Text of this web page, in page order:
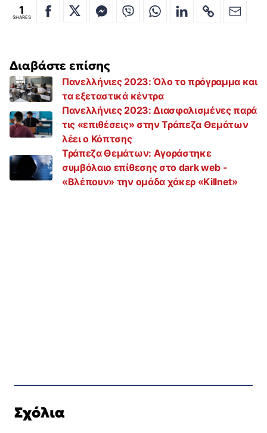
1
SHARES
Διαβάστε επίσης
Πανελλήνιες 2023: Όλο το πρόγραμμα και
τα εξεταστικά κέντρα
Πανελλήνιες 2023: Διασφαλισμένες παρά
τις «επιθέσεις» στην Τράπεζα Θεμάτων
λέει ο Κόπτσης
Τράπεζα Θεμάτων: Αγοράστηκε
συμβόλαιο επίθεσης στο dark web -
«Βλέπουν» την ομάδα χάκερ «Killnet»
Σχόλια